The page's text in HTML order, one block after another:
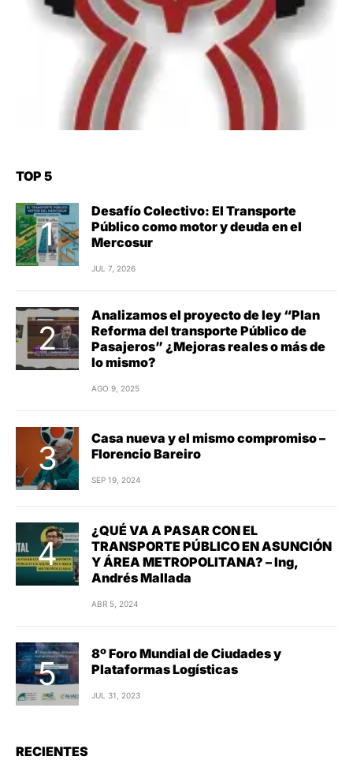
TOP 5
Desafío Colectivo: El Transporte
Público como motor y deuda en el
Mercosur
JUL 7, 2026
Analizamos el proyecto de ley “Plan
Reforma del transporte Público de
Pasajeros” ¿Mejoras reales o más de
lo mismo?
AGO 9, 2025
Casa nueva y el mismo compromiso –
Florencio Bareiro
SEP 19, 2024
¿QUÉ VA A PASAR CON EL
TRANSPORTE PÚBLICO EN ASUNCIÓN
Y ÁREA METROPOLITANA? – Ing,
Andrés Mallada
ABR 5, 2024
8º Foro Mundial de Ciudades y
Plataformas Logísticas
JUL 31, 2023
RECIENTES